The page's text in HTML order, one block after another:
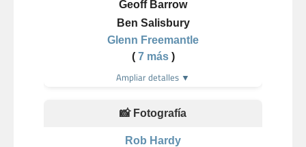
Geoff Barrow
Ben Salisbury
Glenn Freemantle
( 7 más)
Ampliar detalles ▼
📸 Fotografía
Rob Hardy